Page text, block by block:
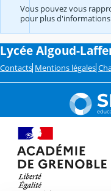
Vous pouvez vous
pour plus
Lycée Algoud-
Contacts Mentions légales